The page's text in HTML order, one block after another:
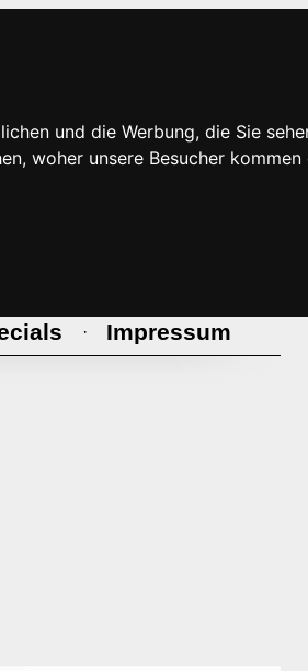
und die Werbung, die Sie
woher unsere Besucher kommen
· Impressum